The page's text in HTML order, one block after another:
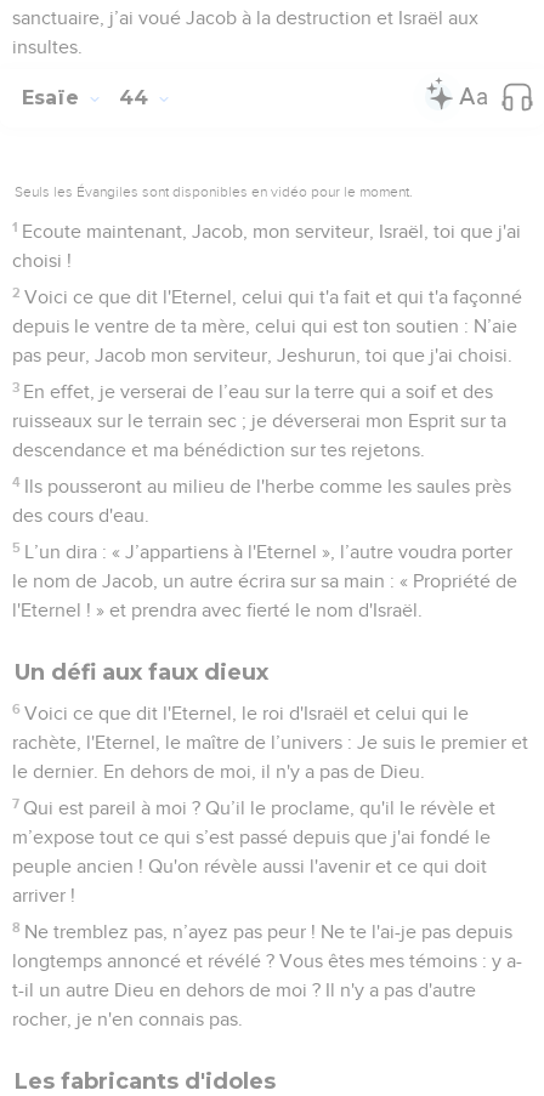
sanctuaire, j’ai voué Jacob à la destruction et Israël aux
insultes.
Esaïe 44
Seuls les Évangiles sont disponibles en vidéo pour le moment.
1 Ecoute maintenant, Jacob, mon serviteur, Israël, toi que j'ai
choisi !
2 Voici ce que dit l'Eternel, celui qui t'a fait et qui t'a façonné
depuis le ventre de ta mère, celui qui est ton soutien : N’aie
pas peur, Jacob mon serviteur, Jeshurun, toi que j'ai choisi.
3 En effet, je verserai de l’eau sur la terre qui a soif et des
ruisseaux sur le terrain sec ; je déverserai mon Esprit sur ta
descendance et ma bénédiction sur tes rejetons.
4 Ils pousseront au milieu de l'herbe comme les saules près
des cours d'eau.
5 L’un dira : « J’appartiens à l'Eternel », l’autre voudra porter
le nom de Jacob, un autre écrira sur sa main : « Propriété de
l'Eternel ! » et prendra avec fierté le nom d'Israël.
Un défi aux faux dieux
6 Voici ce que dit l'Eternel, le roi d'Israël et celui qui le
rachète, l'Eternel, le maître de l’univers : Je suis le premier et
le dernier. En dehors de moi, il n'y a pas de Dieu.
7 Qui est pareil à moi ? Qu’il le proclame, qu'il le révèle et
m’expose tout ce qui s’est passé depuis que j'ai fondé le
peuple ancien ! Qu'on révèle aussi l'avenir et ce qui doit
arriver !
8 Ne tremblez pas, n’ayez pas peur ! Ne te l'ai-je pas depuis
longtemps annoncé et révélé ? Vous êtes mes témoins : y a-
t-il un autre Dieu en dehors de moi ? Il n'y a pas d'autre
rocher, je n'en connais pas.
Les fabricants d'idoles